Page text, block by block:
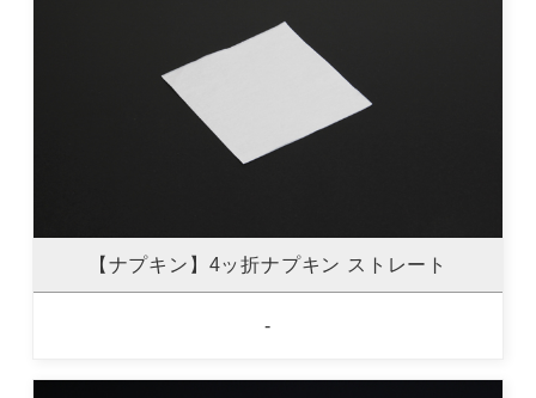
【ナプキン】4ッ折ナプキン ストレート
-